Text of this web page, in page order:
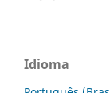
Idioma